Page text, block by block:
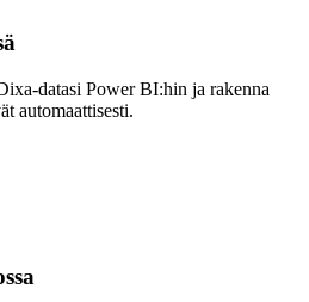
datasi Power BI:hin ja rakenna
automaattisesti.